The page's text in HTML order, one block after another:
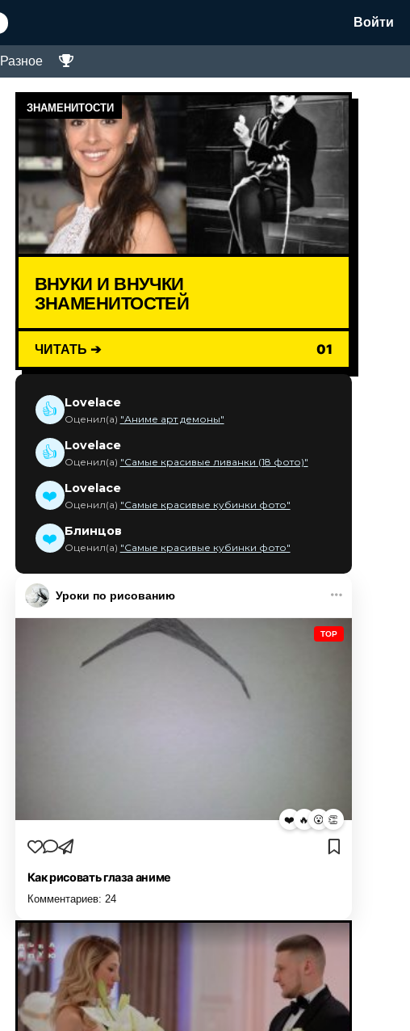
Войти
Разное
ЗНАМЕНИТОСТИ
ВНУКИ И ВНУЧКИ
ЗНАМЕНИТОСТЕЙ
ЧИТАТЬ ➔ 01
👍 Lovelace
Оценил(а) "Аниме арт демоны"
👍 Lovelace
Оценил(а) "Самые красивые ливанки (18 фото)"
❤️ Lovelace
Оценил(а) "Самые красивые кубинки фото"
❤️ Блинцов
Оценил(а) "Самые красивые кубинки фото"
Уроки по рисованию
TOP
❤️ 🔥 😮 👏
Как рисовать глаза аниме
Комментариев: 24